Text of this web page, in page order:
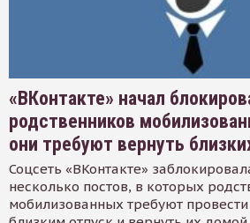
«ВКонтакте» начал
родственников
они требуют вернуть
Соцсеть «ВКонтакте»
несколько постов, в которых
мобилизованных требуют